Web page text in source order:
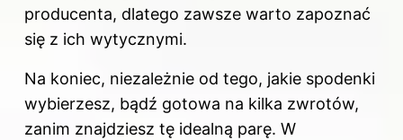
producenta, dlatego zawsze warto zapoznać
się z ich wytycznymi.
Na koniec, niezależnie od tego, jakie spodenki
wybierzesz, bądź gotowa na kilka zwrotów,
zanim znajdziesz tę idealną parę. W